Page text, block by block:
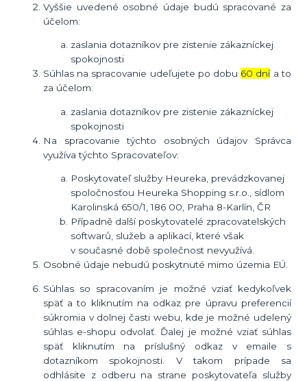
Vyššie uvedené osobné údaje budú spracované za
účelom:
zaslania dotazníkov pre zistenie zákazníckej
spokojnosti
Súhlas na spracovanie udeľujete po dobu 60 dnía to
za účelom:
zaslania dotazníkov pre zistenie zákazníckej
spokojnosti
Na spracovanie týchto osobných údajov Správca
využíva týchto Spracovateľov:
Poskytovateľ služby Heureka, prevádzkovanej
spoločnosťou Heureka Shopping s.r.o., sídlom
Karolinská 650/1, 186 00, Praha 8-Karlín, ČR
Případně další poskytovatelé zpracovatelských
softwarů, služeb a aplikací, které však
v současné době společnost nevyužívá.
Osobné údaje nebudú poskytnuté mimo územia EÚ.
Súhlas so spracovaním je možné vziať kedykoľvek
späť a to kliknutím na odkaz pre úpravu preferencií
súkromia v dolnej časti webu, kde je možné udelený
súhlas e-shopu odvolať. Ďalej je možné vziať súhlas
späť kliknutím na príslušný odkaz v emaile s
dotazníkom spokojnosti. V takom prípade sa
odhlásite z odberu na strane poskytovateľa služby